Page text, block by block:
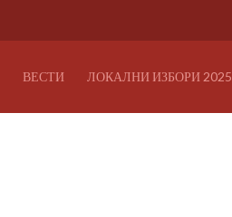
ВЕСТИ ЛОКАЛНИ ИЗБОРИ 2025